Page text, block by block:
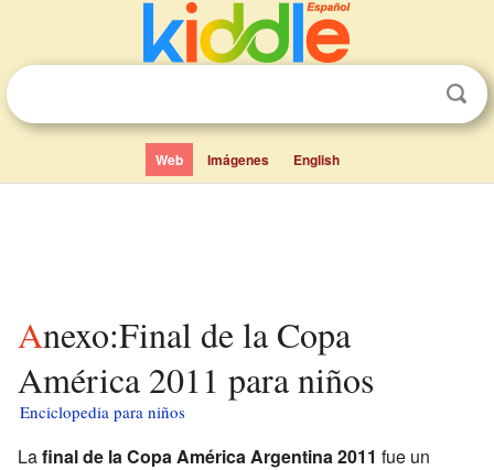
Web Imágenes English
Anexo:Final de la Copa
América 2011 para niños
Enciclopedia para niños
Lafinal de la Copa América Argentina 2011 fue un